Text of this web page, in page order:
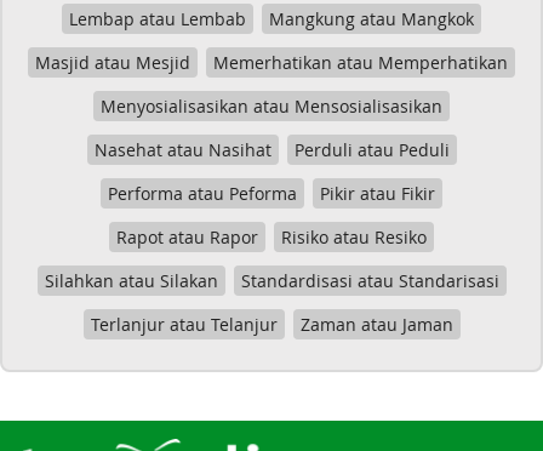
Lembap atau Lembab
Mangkung atau Mangkok
Masjid atau Mesjid
Memerhatikan atau Memperhatikan
Menyosialisasikan atau Mensosialisasikan
Nasehat atau Nasihat
Perduli atau Peduli
Performa atau Peforma
Pikir atau Fikir
Rapot atau Rapor
Risiko atau Resiko
Silahkan atau Silakan
Standardisasi atau Standarisasi
Terlanjur atau Telanjur
Zaman atau Jaman